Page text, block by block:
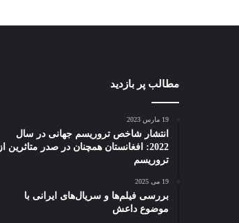
مطالب پر بازدید
19 مارس 2023
انتشار شاخص تروریسم جهانی در سال
2022: افغانستان همچنان در صدر متاثرین از
تروریسم
19 می 2025
بررسی فیلم‌ها و سریال‌های ایرانی با
موضوع داعش